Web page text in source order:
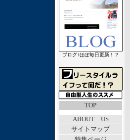
ブログ↑ほぼ毎日更新！？
TOP
ABOUT US
サイトマップ